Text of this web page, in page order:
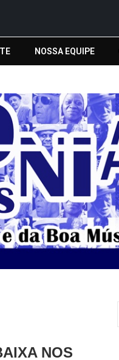
NOSSA EQUIPE
NOS